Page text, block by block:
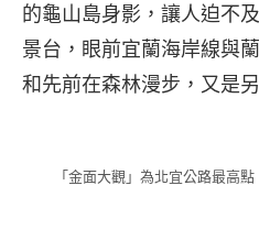
的龜山島身影，讓人迫不
景台，眼前宜蘭海岸線與
和先前在森林漫步，又是
「金面大觀」為北宜公路最高